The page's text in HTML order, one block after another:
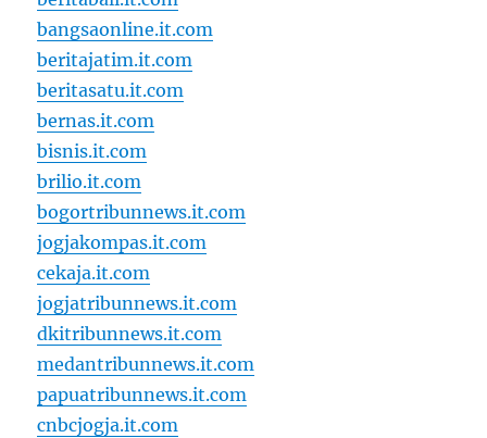
bangsaonline.it.com
beritajatim.it.com
beritasatu.it.com
bernas.it.com
bisnis.it.com
brilio.it.com
bogortribunnews.it.com
jogjakompas.it.com
cekaja.it.com
jogjatribunnews.it.com
dkitribunnews.it.com
medantribunnews.it.com
papuatribunnews.it.com
cnbcjogja.it.com